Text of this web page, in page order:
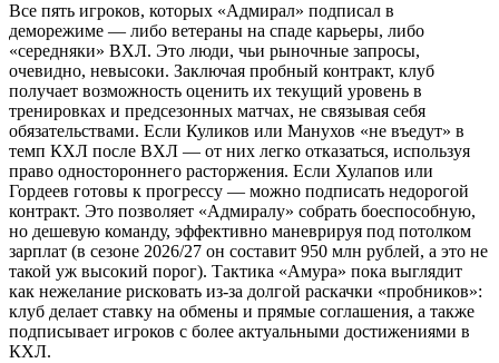
Все пять игроков, которых «Адмирал» подписал в
деморежиме — либо ветераны на спаде карьеры, либо
«середняки» ВХЛ. Это люди, чьи рыночные запросы,
очевидно, невысоки. Заключая пробный контракт, клуб
получает возможность оценить их текущий уровень в
тренировках и предсезонных матчах, не связывая себя
обязательствами. Если Куликов или Манухов «не въедут» в
темп КХЛ после ВХЛ — от них легко отказаться, используя
право одностороннего расторжения. Если Хулапов или
Гордеев готовы к прогрессу — можно подписать недорогой
контракт. Это позволяет «Адмиралу» собрать боеспособную,
но дешевую команду, эффективно маневрируя под потолком
зарплат (в сезоне 2026/27 он составит 950 млн рублей, а это не
такой уж высокий порог). Тактика «Амура» пока выглядит
как нежелание рисковать из-за долгой раскачки «пробников»:
клуб делает ставку на обмены и прямые соглашения, а также
подписывает игроков с более актуальными достижениями в
КХЛ.